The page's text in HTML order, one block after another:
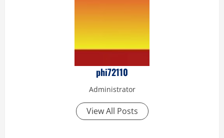
phi72110
Administrator
View All Posts